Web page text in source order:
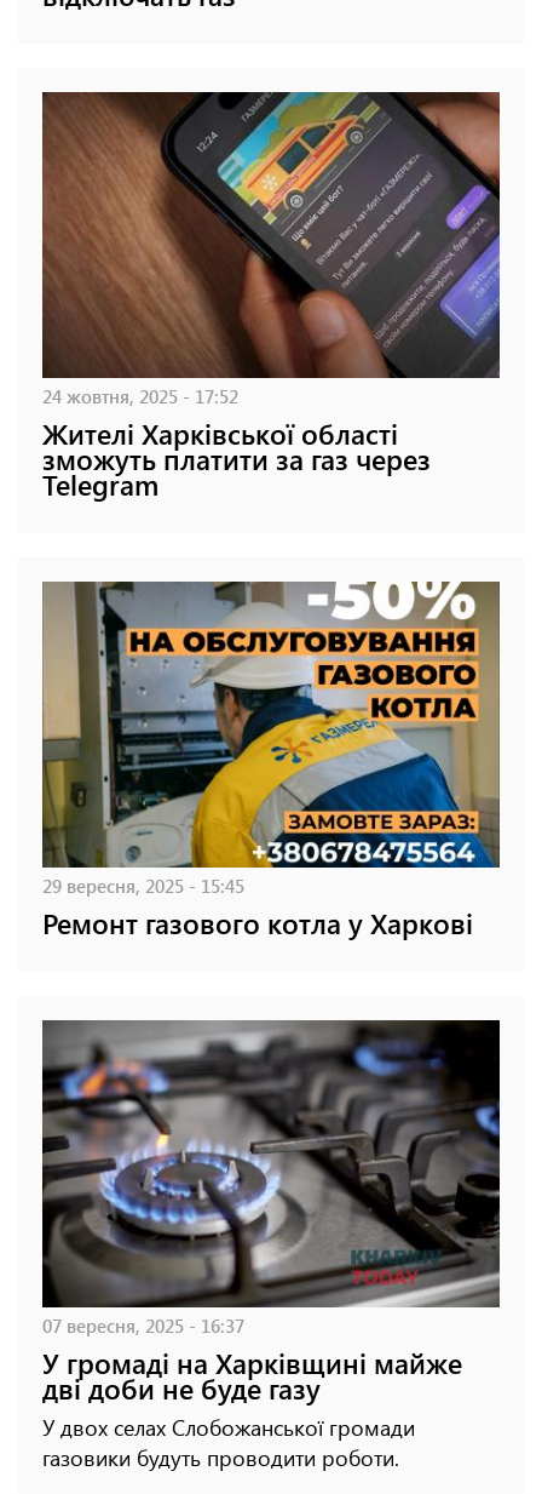
24 жовтня, 2025 - 17:52
Жителі Харківської області
зможуть платити за газ через
Telegram
29 вересня, 2025 - 15:45
Ремонт газового котла у Харкові
07 вересня, 2025 - 16:37
У громаді на Харківщині майже
дві доби не буде газу
У двох селах Слобожанської громади
газовики будуть проводити роботи.